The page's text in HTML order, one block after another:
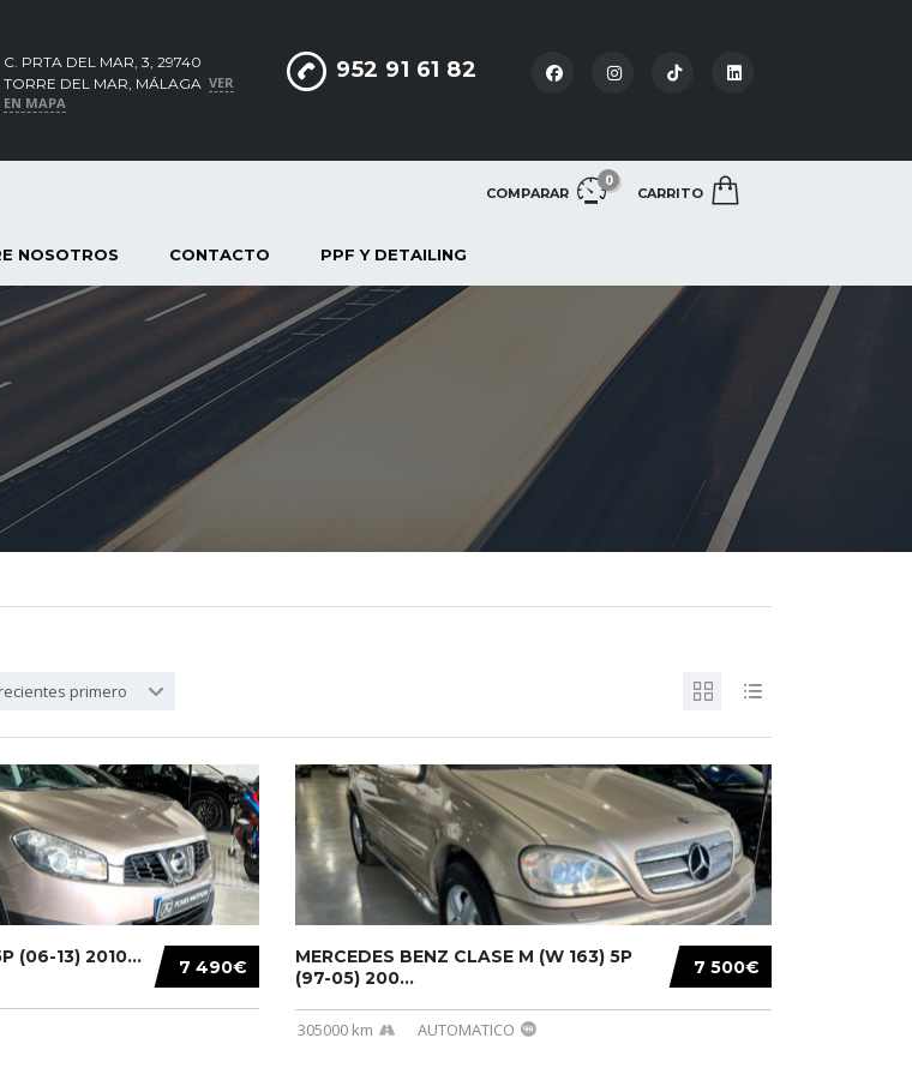
952 91 61 82
C. PRTA DEL MAR, 3, 29740
TORRE DEL MAR, MÁLAGA VER
EN MAPA
COMPARAR
0
CARRITO
NOSOTROS CONTACTO PPF Y DETAILING
primero
7 490€
(06-13) 2010... 7 500€
MERCEDES BENZ CLASE M (W 163) 5P
(97-05) 200...
305000 km AUTOMATICO